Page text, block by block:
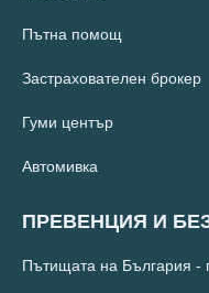
Пътна помощ
Застрахователен брокер
Гуми център
Автомивка
ПРЕВЕНЦИЯ И
Пътищата на България -